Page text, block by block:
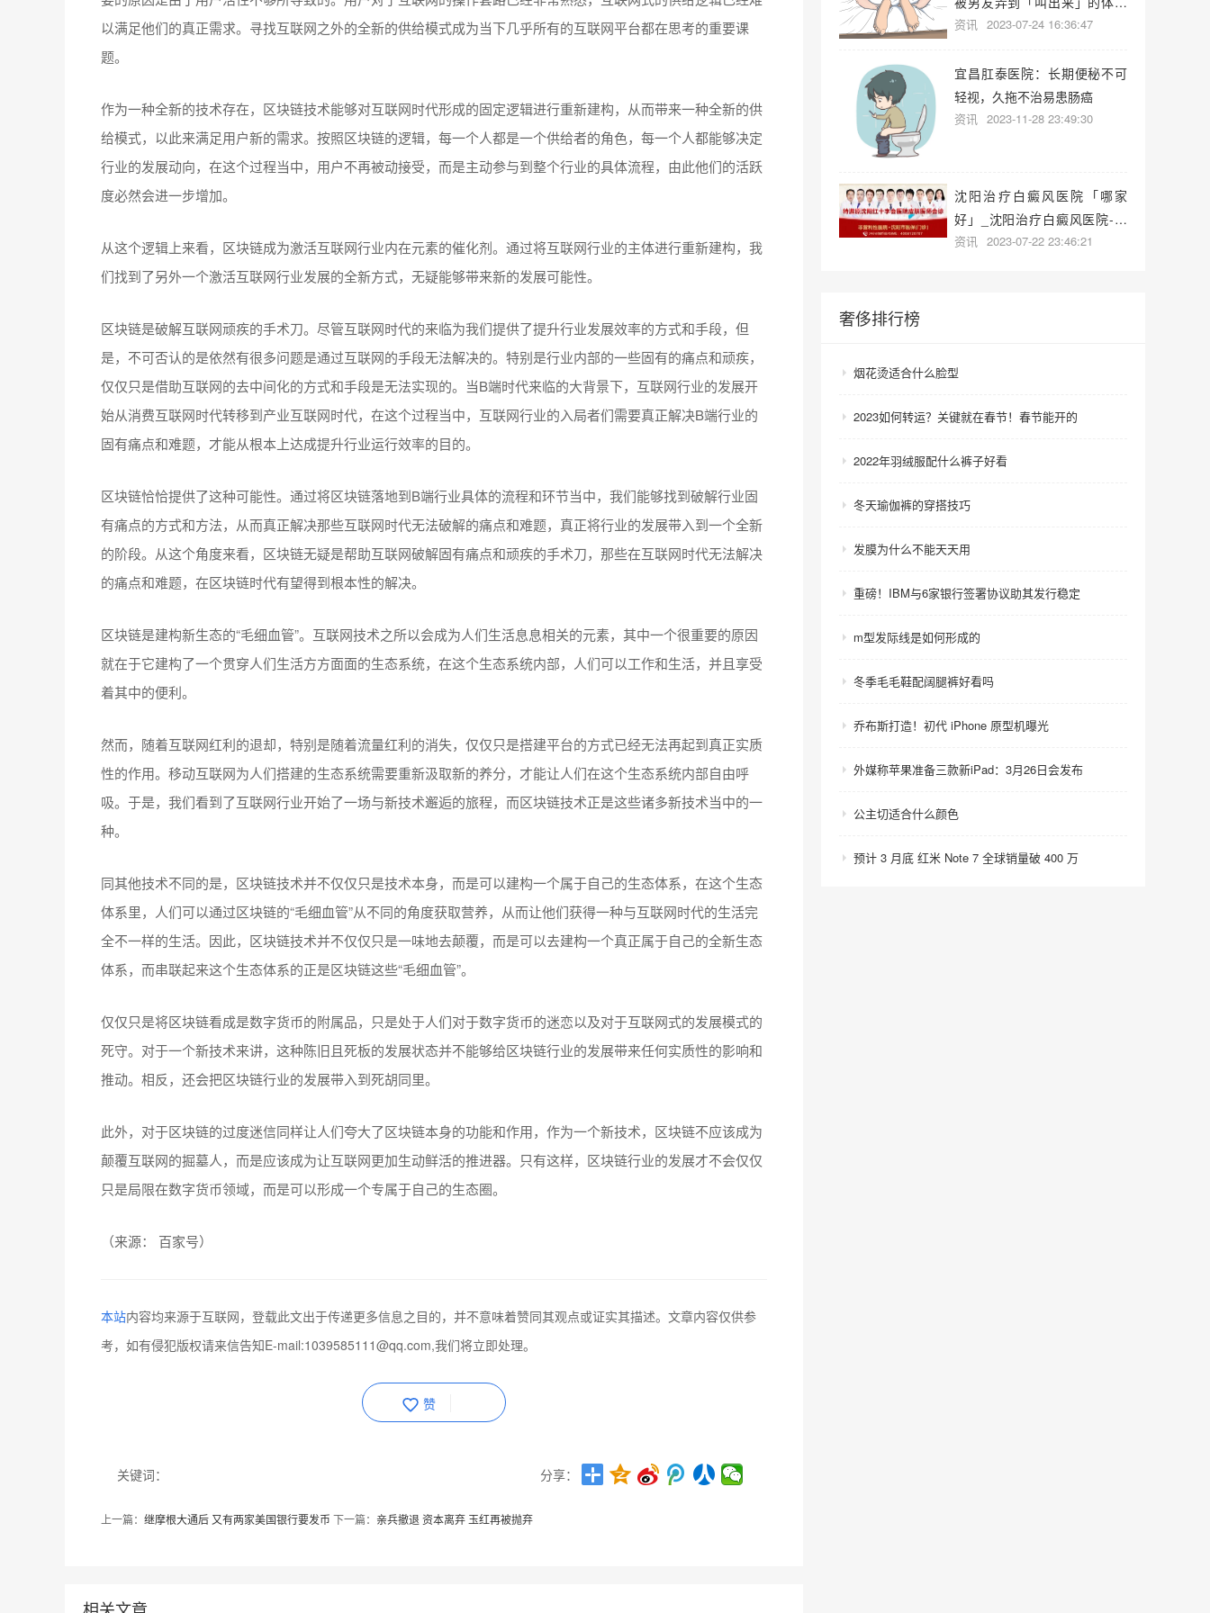
以满足他们的真正需求。寻找互联网之外的全新的供给模式成为当下几乎所有的互联网平台都在思考的重要课
题。
作为一种全新的技术存在，区块链技术能够对互联网时代形成的固定逻辑进行重新建构，从而带来一种全新的供
给模式，以此来满足用户新的需求。按照区块链的逻辑，每一个人都是一个供给者的角色，每一个人都能够决定
行业的发展动向，在这个过程当中，用户不再被动接受，而是主动参与到整个行业的具体流程，由此他们的活跃
度必然会进一步增加。
从这个逻辑上来看，区块链成为激活互联网行业内在元素的催化剂。通过将互联网行业的主体进行重新建构，我
们找到了另外一个激活互联网行业发展的全新方式，无疑能够带来新的发展可能性。
区块链是破解互联网顽疾的手术刀。尽管互联网时代的来临为我们提供了提升行业发展效率的方式和手段，但
是，不可否认的是依然有很多问题是通过互联网的手段无法解决的。特别是行业内部的一些固有的痛点和顽疾，
仅仅只是借助互联网的去中间化的方式和手段是无法实现的。当B端时代来临的大背景下，互联网行业的发展开
始从消费互联网时代转移到产业互联网时代，在这个过程当中，互联网行业的入局者们需要真正解决B端行业的
固有痛点和难题，才能从根本上达成提升行业运行效率的目的。
区块链恰恰提供了这种可能性。通过将区块链落地到B端行业具体的流程和环节当中，我们能够找到破解行业固
有痛点的方式和方法，从而真正解决那些互联网时代无法破解的痛点和难题，真正将行业的发展带入到一个全新
的阶段。从这个角度来看，区块链无疑是帮助互联网破解固有痛点和顽疾的手术刀，那些在互联网时代无法解决
的痛点和难题，在区块链时代有望得到根本性的解决。
区块链是建构新生态的“毛细血管”。互联网技术之所以会成为人们生活息息相关的元素，其中一个很重要的原因
就在于它建构了一个贯穿人们生活方方面面的生态系统，在这个生态系统内部，人们可以工作和生活，并且享受
着其中的便利。
然而，随着互联网红利的退却，特别是随着流量红利的消失，仅仅只是搭建平台的方式已经无法再起到真正实质
性的作用。移动互联网为人们搭建的生态系统需要重新汲取新的养分，才能让人们在这个生态系统内部自由呼
吸。于是，我们看到了互联网行业开始了一场与新技术邂逅的旅程，而区块链技术正是这些诸多新技术当中的一
种。
同其他技术不同的是，区块链技术并不仅仅只是技术本身，而是可以建构一个属于自己的生态体系，在这个生态
体系里，人们可以通过区块链的“毛细血管”从不同的角度获取营养，从而让他们获得一种与互联网时代的生活完
全不一样的生活。因此，区块链技术并不仅仅只是一味地去颠覆，而是可以去建构一个真正属于自己的全新生态
体系，而串联起来这个生态体系的正是区块链这些“毛细血管”。
仅仅只是将区块链看成是数字货币的附属品，只是处于人们对于数字货币的迷恋以及对于互联网式的发展模式的
死守。对于一个新技术来讲，这种陈旧且死板的发展状态并不能够给区块链行业的发展带来任何实质性的影响和
推动。相反，还会把区块链行业的发展带入到死胡同里。
此外，对于区块链的过度迷信同样让人们夸大了区块链本身的功能和作用，作为一个新技术，区块链不应该成为
颠覆互联网的掘墓人，而是应该成为让互联网更加生动鲜活的推进器。只有这样，区块链行业的发展才不会仅仅
只是局限在数字货币领域，而是可以形成一个专属于自己的生态圈。
（来源： 百家号）
本站内容均来源于互联网，登载此文出于传递更多信息之目的，并不意味着赞同其观点或证实其描述。文章内容仅供参
考，如有侵犯版权请来信告知E-mail:1039585111@qq.com,我们将立即处理。
赞
关键词： 分享：
上一篇： 继摩根大通后 又有两家美国银行要发币 下一篇： 亲兵撤退 资本离弃 玉红再被抛弃
有多爽？
资讯 2023-07-24 16:36:47
宜昌肛泰医院：长期便秘不可
轻视，久拖不治易患肠癌
资讯 2023-11-28 23:49:30
沈阳治疗白癜风医院「哪家
好」_沈阳治疗白癜风医院-沈
阳白癜风专科医院哪家好？
资讯 2023-07-22 23:46:21
奢侈排行榜
烟花烫适合什么脸型
2023如何转运？关键就在春节！春节能开的
2022年羽绒服配什么裤子好看
冬天瑜伽裤的穿搭技巧
发膜为什么不能天天用
重磅！IBM与6家银行签署协议助其发行稳定
m型发际线是如何形成的
冬季毛毛鞋配阔腿裤好看吗
乔布斯打造！初代 iPhone 原型机曝光
外媒称苹果准备三款新iPad：3月26日会发布
公主切适合什么颜色
预计 3 月底 红米 Note 7 全球销量破 400 万